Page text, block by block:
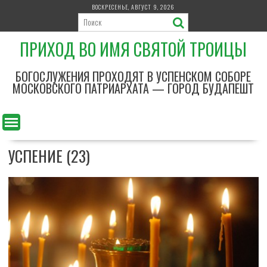
р
с
о
ВОСКРЕСЕНЬЕ, АВГУСТ 9, 2026
ПРИХОД ВО ИМЯ СВЯТОЙ ТРОИЦЫ
БОГОСЛУЖЕНИЯ ПРОХОДЯТ В УСПЕНСКОМ СОБОРЕ
МОСКОВСКОГО ПАТРИАРХАТА — ГОРОД БУДАПЕШТ
УСПЕНИЕ (23)